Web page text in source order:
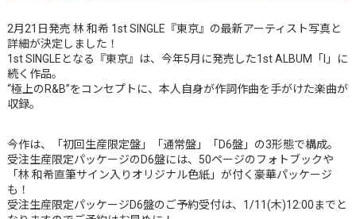
2月21日発売 林 和希 1st SINGLE『東京』の最新アーティスト写真と
詳細が決定しました！
1st SINGLEとなる『東京』は、今年5月に発売した1st ALBUM「I」に
続く作品。
“極上のR&B”をコンセプトに、本人自身が作詞作曲を手がけた楽曲が
収録。
今作は、「初回生産限定盤」「通常盤」「D6盤」の3形態で構成。
受注生産限定パッケージのD6盤には、50ページのフォトブックや
「林 和希直筆サイン入りオリジナル色紙」が付く豪華パッケージ
も！
受注生産限定パッケージD6盤のご予約受付は、1/11(木)12:00までと